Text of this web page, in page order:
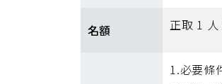
名額 正取 1 人
1.必要條